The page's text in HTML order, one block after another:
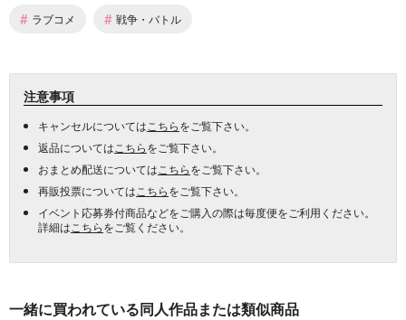
# ラブコメ # 戦争・バトル
注意事項
キャンセルについては こちらをご覧下さい。
返品については こちらをご覧下さい。
おまとめ配送については こちらをご覧下さい。
再販投票については こちらをご覧下さい。
イベント応募券付商品などをご購入の際は毎度便をご利用ください。
詳細は こちらをご覧ください。
一緒に買われている同人作品または類似商品